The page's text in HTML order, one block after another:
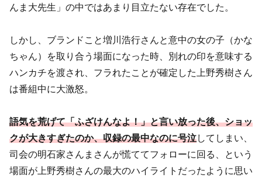
んま大先生」の中ではあまり目立たない存在でした。
しかし、ブランドこと増川浩行さんと意中の女の子（かな
ちゃん）を取り合う場面になった時、別れの印を意味する
ハンカチを渡され、フラれたことが確定した上野秀樹さん
は番組中に大激怒。
語気を荒げて「ふざけんなよ！」と言い放った後、ショッ
クが大きすぎたのか、収録の最中なのに号泣してしまい、
司会の明石家さんまさんが慌ててフォローに回る、という
場面が上野秀樹さんの最大のハイライトだったように思い